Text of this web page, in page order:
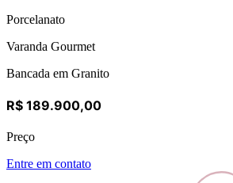
Porcelanato
Varanda Gourmet
Bancada em Granito
R$ 189.900,00
Preço
Entre em contato